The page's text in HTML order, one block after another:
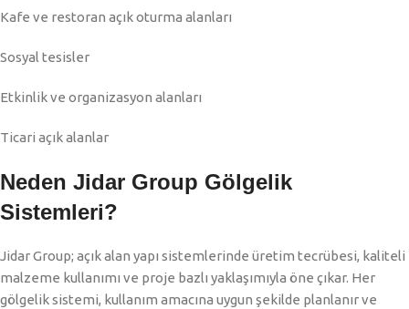
Kafe ve restoran açık oturma alanları
Sosyal tesisler
Etkinlik ve organizasyon alanları
Ticari açık alanlar
Neden Jidar Group Gölgelik
Sistemleri?
Jidar Group; açık alan yapı sistemlerinde üretim tecrübesi, kaliteli
malzeme kullanımı ve proje bazlı yaklaşımıyla öne çıkar. Her
gölgelik sistemi, kullanım amacına uygun şekilde planlanır ve